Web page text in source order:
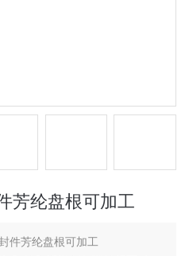
芳纶盘根可加工
件芳纶盘根可加工